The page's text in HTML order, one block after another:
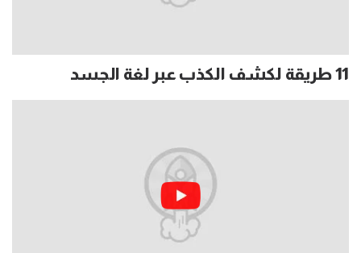
11 طريقة لكشف الكذب عبر لغة الجسد